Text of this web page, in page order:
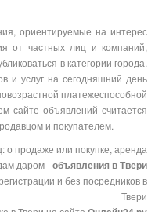
ориентируемые на интерес
от частных лиц и компаний,
в категории города.
и услуг на сегодняшний день
платежеспособной
сайте объявлений считается
и покупателем.
о продаже или покупке, аренда
даром -объявления в Твери
и без посредников в
Твери